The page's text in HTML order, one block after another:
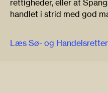
rettigheder, eller at
handlet i strid med god
Læs Sø- og